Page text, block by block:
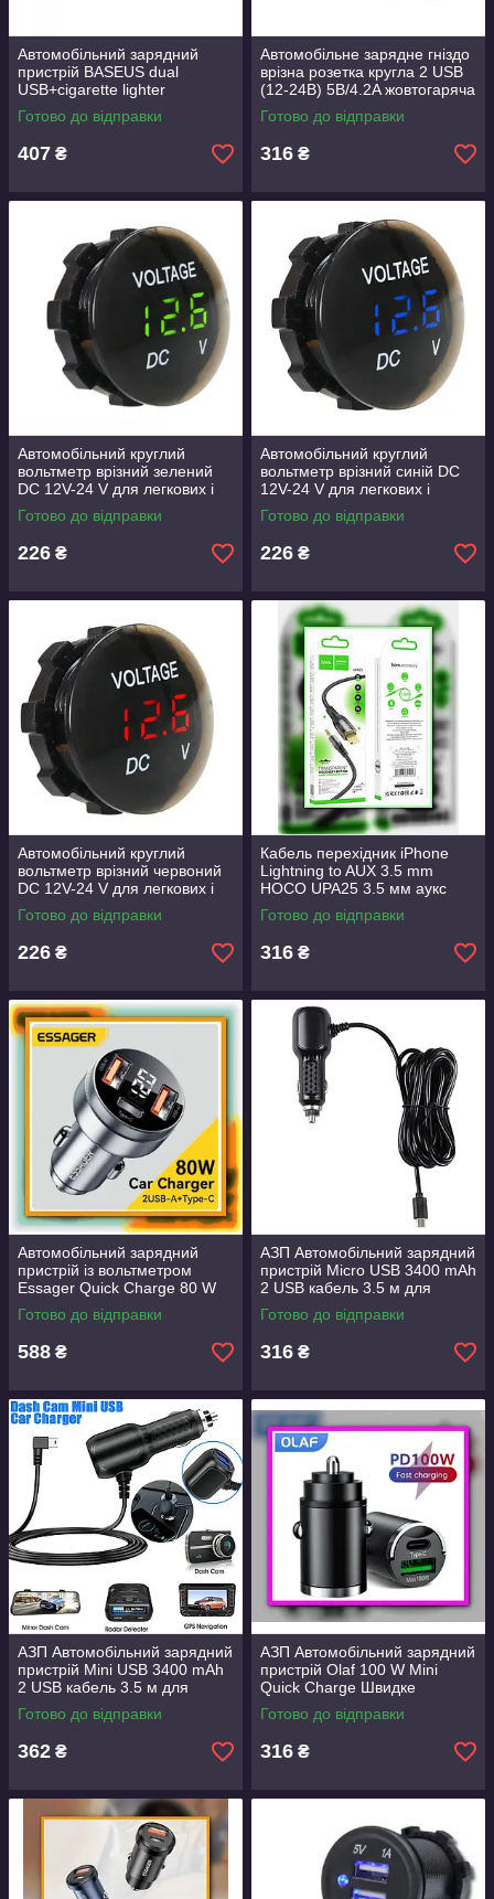
Автомобільний зарядний
пристрій BASEUS dual
USB+cigarette lighter
extended car charger 2 USB,
3.4 A, 40 W black
Готово до відправки
407 ₴
Автомобільне зарядне гніздо
врізна розетка кругла 2 USB
(12-24В) 5В/4.2A жовтогаряча
підсвітка
Готово до відправки
316 ₴
Автомобільний круглий
вольтметр врізний зелений
DC 12V-24 V для легкових і
вантажних, спецтехніка
Готово до відправки
226 ₴
Автомобільний круглий
вольтметр врізний синій DC
12V-24 V для легкових і
вантажних, спецтехніка
Готово до відправки
226 ₴
Автомобільний круглий
вольтметр врізний червоний
DC 12V-24 V для легкових і
вантажних, спецтехніка
Готово до відправки
226 ₴
Кабель перехідник iPhone
Lightning to AUX 3.5 mm
HOCO UPA25 3.5 мм аукс
джек тато на лайтинг
Lightning тато
Готово до відправки
316 ₴
Автомобільний зарядний
пристрій із вольтметром
Essager Quick Charge 80 W
LED 1 Type-C 36 W + 2 USB
2x22.5w
Готово до відправки
588 ₴
АЗП Автомобільний зарядний
пристрій Micro USB 3400 mAh
2 USB кабель 3.5 м для
відеореєстратора 70 Mai
Aspiring
Готово до відправки
316 ₴
АЗП Автомобільний зарядний
пристрій Mini USB 3400 mAh
2 USB кабель 3.5 м для
відеореєстратора Aspiring
Cyclone
Готово до відправки
362 ₴
АЗП Автомобільний зарядний
пристрій Olaf 100 W Mini
Quick Charge Швидке
заряджання PD+QC
USB+Type-C Black
Готово до відправки
316 ₴